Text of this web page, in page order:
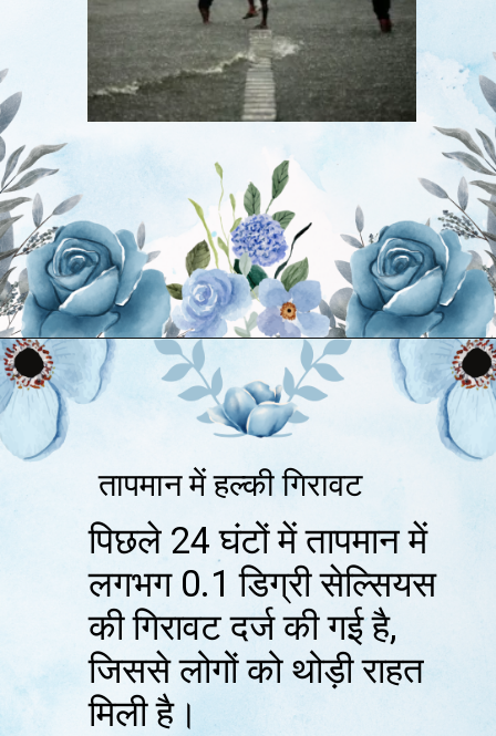
तापमान में हल्की गिरावट
पिछले 24 घंटों में तापमान में
लगभग 0.1 डिग्री सेल्सियस
की गिरावट दर्ज की गई है,
जिससे लोगों को थोड़ी राहत
मिली है।